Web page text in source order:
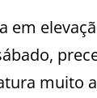
em
muito